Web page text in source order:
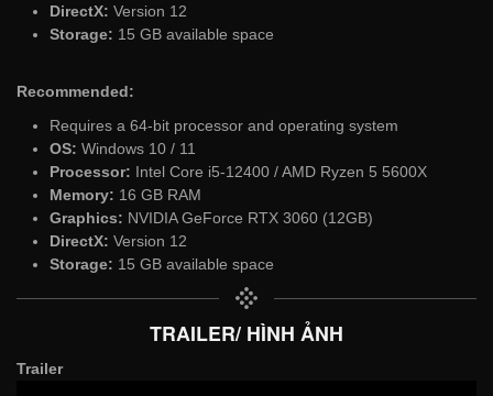
DirectX: Version 12
Storage: 15 GB available space
Recommended:
Requires a 64-bit processor and operating system
OS: Windows 10 / 11
Processor: Intel Core i5-12400 / AMD Ryzen 5 5600X
Memory: 16 GB RAM
Graphics: NVIDIA GeForce RTX 3060 (12GB)
DirectX: Version 12
Storage: 15 GB available space
TRAILER/ HÌNH ẢNH
Trailer